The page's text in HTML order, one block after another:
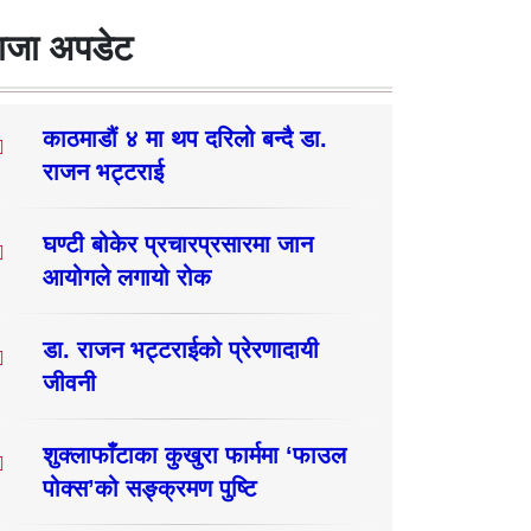
अपडेट
काठमाडौं ४ मा थप दरिलो बन्दै डा.
राजन भट्टराई
घण्टी बोकेर प्रचारप्रसारमा जान
आयोगले लगायो रोक
डा. राजन भट्टराईको प्रेरणादायी
जीवनी
शुक्लाफाँटाका कुखुरा फार्ममा ‘फाउल
पोक्स’को सङ्क्रमण पुष्टि